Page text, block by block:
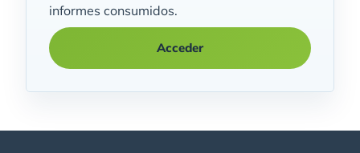
informes consumidos.
Acceder